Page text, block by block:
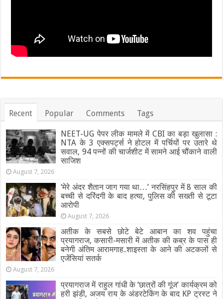
Recent Popular Comments Tags
NEET-UG पेपर लीक मामले में CBI का बड़ा खुलासा :
NTA के 3 एक्सपर्ट्स ने होटल में पर्चियों पर उतारे थे
सवाल, 94 पन्नों की चार्जशीट में सामने आई चौंकाने वाली
साजिश
August 7, 2026
‘मेरे अंदर शैतान जाग गया था…’ नरसिंहपुर में 8 साल की
बच्ची से दरिंदगी के बाद हत्या, पुलिस की सख्ती से टूटा
आरोपी
August 7, 2026
अतीक के सबसे छोटे बेटे आबान का शव पहुंचा
प्रयागराज, कसारी-मसारी में अतीक की कब्र के पास ही
बनेगी अंतिम आरामगाह..शाइस्ता के आने की अटकलों से
एजेंसियां सतर्क
August 7, 2026
प्रयागराज में राहुल गांधी के ‘छात्रों की गूंज’ कार्यक्रम को
हरी झंडी, अजय राय के अंडरटेकिंग के बाद KP ट्रस्ट ने